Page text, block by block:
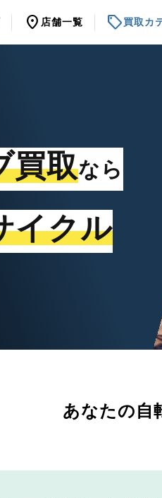
location_on 店舗一覧 sell買取カ
買取なら
イクル
あなたの自